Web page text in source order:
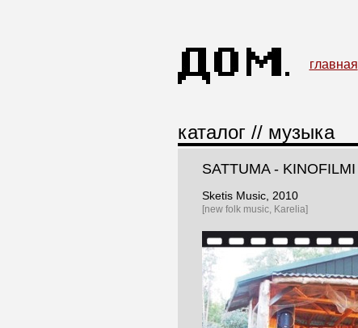
главная
каталог // музыка
SATTUMA - KINOFILMI
Sketis Music, 2010
[new folk music, Karelia]